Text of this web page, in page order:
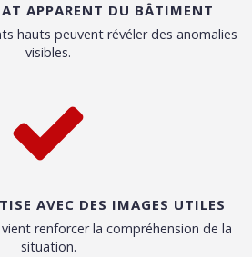
APPARENT DU BÂTIMENT
hauts peuvent révéler des anomalies
visibles.
AVEC DES IMAGES UTILES
renforcer la compréhension de la
situation.